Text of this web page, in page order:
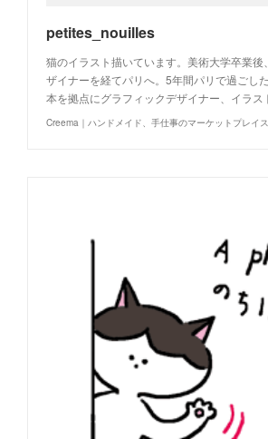
petites_nouilles
猫のイラスト描いています。美術大学卒業後
ザイナーを経てパリへ。5年間パリで過ごし
本を拠点にグラフィックデザイナー、イラス
Creema｜ハンドメイド、手仕事のマーケットプレイ